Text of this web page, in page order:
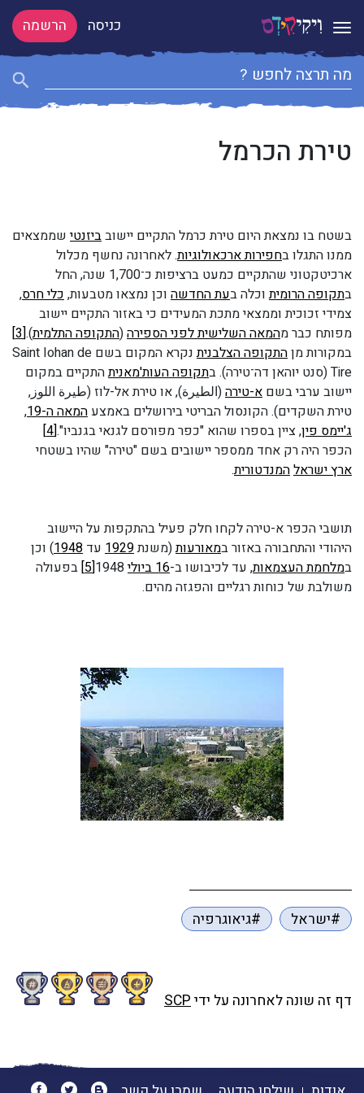
Toggle navigation כניסה הרשמה
טירת הכרמל
בשטח בו נמצאת היום טירת כרמל התקיים יישובביזנטי שממצאים
ממנו התגלו בחפירות ארכאולוגיות. לאחרונה נחשף מכלול
ארכיטקטוני שהתקיים כמעט ברציפות כ־1,700 שנה, החל
בתקופה הרומיתוכלה בעת החדשה וכן נמצאו מטבעות,כלי חרס,
צמידי זכוכית וממצאי מתכת המעידים כי באזור התקיים יישוב
מפותח כבר מהמאה השלישית לפני הספירה(התקופה התלמית).
[3]
במקורות מןהתקופה הצלבנית
נקרא המקום בשם Saint Iohan de
Tire (סנט יוהאן דה־טירה). ב
תקופה העות'מאניתהתקיים במקום
יישוב ערבי בשם א-טירה(الطيرة), או טירת אל-לוז (طيرة اللوز,
טירת השקדים). הקונסול הבריטי בירושלים באמצע המאה ה-19
,
ג'יימס פין, ציין בספרו שהוא "כפר מפורסם לגנאי בגנביו".[4]
הכפר היה רק אחד ממספר יישובים בשם "טירה" שהיו בשטחי
ארץ ישראלהמנדטורית.
תושבי הכפר א-טירה לקחו חלק פעיל בהתקפות על היישוב
היהודי והתחבורה באזור במאורעות(משנת1929 עד 1948) וכן
במלחמת העצמאות, עד לכיבושו ב-16 ביולי [5]
בפעולה
משולבת של כוחות רגליים והפגזה מהים.
#ישראל #גיאוגרפיה
דף זה שונה לאחרונה על ידיSCP